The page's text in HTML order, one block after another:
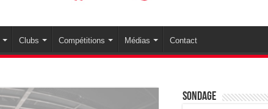
Clubs Compétitions Médias Contact
Sondage